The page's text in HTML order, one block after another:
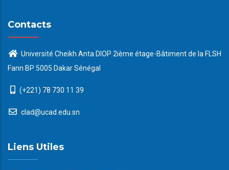
Contacts
Université Cheikh Anta DIOP 2ième étage-Bâtiment de la FLSH
Fann BP 5005 Dakar Sénégal
(+221) 78 730 11 39
clad@ucad.edu.sn
Liens Utiles